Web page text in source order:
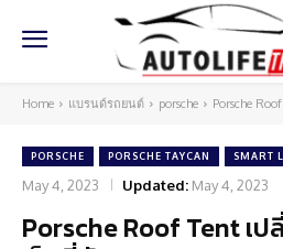
Home แบรนด์รถยนต์ porsche Porsche
PORSCHE PORSCHE TAYCAN SMART
May 4, 2023 Updated: May 4, 2023
Porsche Roof Tent เ